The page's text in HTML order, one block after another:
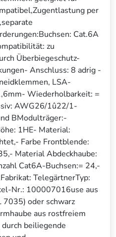
per
Cat.6A
zu
Überbiegeschutz-
Anschluss: 8 adrig -
LSA-
Wiederholbarkeit: =
AWG26/1û22/1-
BModulträger:-
1HE- Material:
Farbe Frontblende:
Material Abdeckhaube:
Cat6A-Buchsen:= 24,-
TelegärtnerTyp:
Nr.: 100007016use aus
7035) oder schwarz
aus rostfreiem
beiliegende